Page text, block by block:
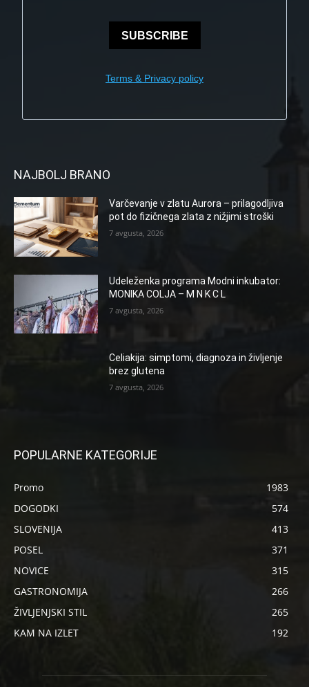
SUBSCRIBE
Terms & Privacy policy
NAJBOLJ BRANO
Varčevanje v zlatu Aurora – prilagodljiva
pot do fizičnega zlata z nižjimi stroški
7 avgusta, 2026
Udeleženka programa Modni inkubator:
MONIKA COLJA – M N K C L
7 avgusta, 2026
Celiakija: simptomi, diagnoza in življenje
brez glutena
7 avgusta, 2026
POPULARNE KATEGORIJE
Promo
1983
DOGODKI
574
SLOVENIJA
413
POSEL
371
NOVICE
315
GASTRONOMIJA
266
ŽIVLJENJSKI STIL
265
KAM NA IZLET
192